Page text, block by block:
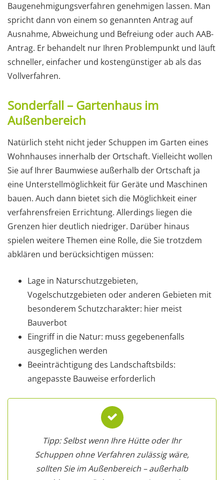
Baugenehmigungsverfahren genehmigen lassen. Man
spricht dann von einem so genannten Antrag auf
Ausnahme, Abweichung und Befreiung oder auch AAB-
Antrag. Er behandelt nur Ihren Problempunkt und läuft
schneller, einfacher und kostengünstiger ab als das
Vollverfahren.
Sonderfall – Gartenhaus im
Außenbereich
Natürlich steht nicht jeder Schuppen im Garten eines
Wohnhauses innerhalb der Ortschaft. Vielleicht wollen
Sie auf Ihrer Baumwiese außerhalb der Ortschaft ja
eine Unterstellmöglichkeit für Geräte und Maschinen
bauen. Auch dann bietet sich die Möglichkeit einer
verfahrensfreien Errichtung. Allerdings liegen die
Grenzen hier deutlich niedriger. Darüber hinaus
spielen weitere Themen eine Rolle, die Sie trotzdem
abklären und berücksichtigen müssen:
Lage in Naturschutzgebieten,
Vogelschutzgebieten oder anderen Gebieten mit
besonderem Schutzcharakter: hier meist
Bauverbot
Eingriff in die Natur: muss gegebenenfalls
ausgeglichen werden
Beeinträchtigung des Landschaftsbilds:
angepasste Bauweise erforderlich
Tipp: Selbst wenn Ihre Hütte oder Ihr
Schuppen ohne Verfahren zulässig wäre,
sollten Sie im Außenbereich – außerhalb